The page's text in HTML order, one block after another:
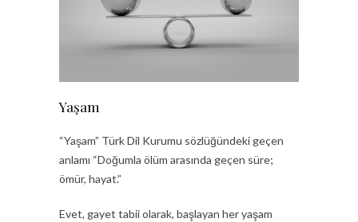
Yaşam
“Yaşam” Türk Dil Kurumu sözlüğündeki geçen
anlamı “Doğumla ölüm arasında geçen süre;
ömür, hayat.”
Evet, gayet tabii olarak, başlayan her yaşam